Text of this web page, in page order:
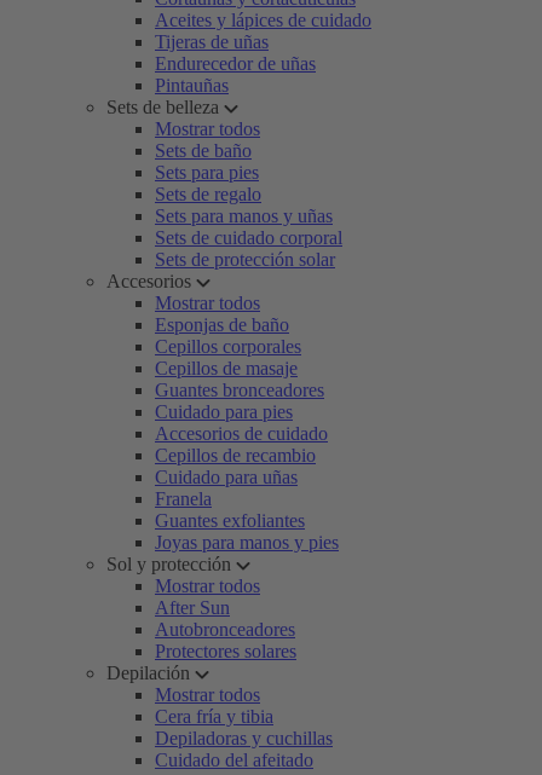
Aceites y lápices de cuidado
Tijeras de uñas
Endurecedor de uñas
Pintauñas
Sets de belleza
Mostrar todos
Sets de baño
Sets para pies
Sets de regalo
Sets para manos y uñas
Sets de cuidado corporal
Sets de protección solar
Accesorios
Mostrar todos
Esponjas de baño
Cepillos corporales
Cepillos de masaje
Guantes bronceadores
Cuidado para pies
Accesorios de cuidado
Cepillos de recambio
Cuidado para uñas
Franela
Guantes exfoliantes
Joyas para manos y pies
Sol y protección
Mostrar todos
After Sun
Autobronceadores
Protectores solares
Depilación
Mostrar todos
Cera fría y tibia
Depiladoras y cuchillas
Cuidado del afeitado